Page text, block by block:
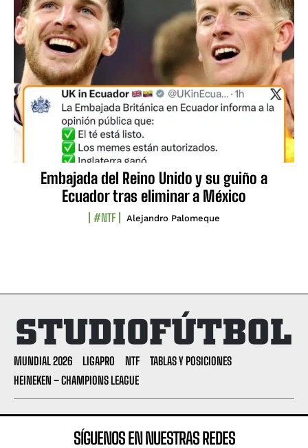
Embajada del Reino Unido y su guiño a
Ecuador tras eliminar a México
#NTF Alejandro Palomeque
MUNDIAL 2026 LIGAPRO NTF
TABLAS Y POSICIONES
HEINEKEN – CHAMPIONS LEAGUE
SÍGUENOS EN NUESTRAS REDES